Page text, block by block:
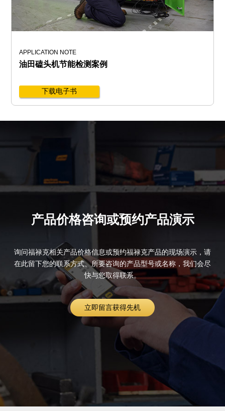
APPLICATION NOTE
油田磕头机节能检测案例
下载电子书
产品价格咨询或预约产品演示
询问福禄克相关产品价格信息或预约福禄克产品的现场演示，请
在此留下您的联系方式、所要咨询的产品型号或名称，我们会尽
快与您取得联系。
立即留言获得先机